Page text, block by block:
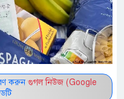
করুন গুগল নিউজ (Google